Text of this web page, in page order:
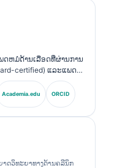
ດຫມໍດ້ານເລືອດທີ່ຜ່ານການ
certified) ແລະແພດ
ານຫຼາຍກວ່າ 15 ປີ ໃນດ້ານ
ນວິເຄາະທາງຄລີນິກທີ່ຊ່ວຍ
Officer ຢູ່ Kantesti AI,
ຕີພິມຜົນງານຢ່າງ
ແລະການວິນິດ
ານແພດທາງຫ້ອງທົດລອງ.
Academia.edu ORCID
ດວິທະຍາທາງດ້ານຄລີນິກ